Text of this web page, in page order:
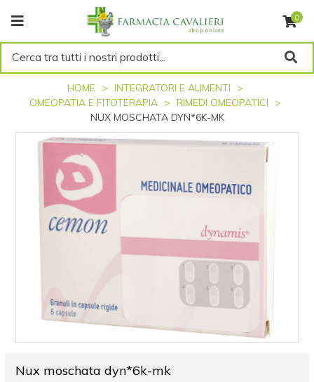
0
Cerca tra tutti i nostri prodotti...
HOME
INTEGRATORI E ALIMENTI
OMEOPATIA E FITOTERAPIA
RIMEDI OMEOPATICI
NUX MOSCHATA DYN*6K-MK
Nux moschata dyn*6k-mk